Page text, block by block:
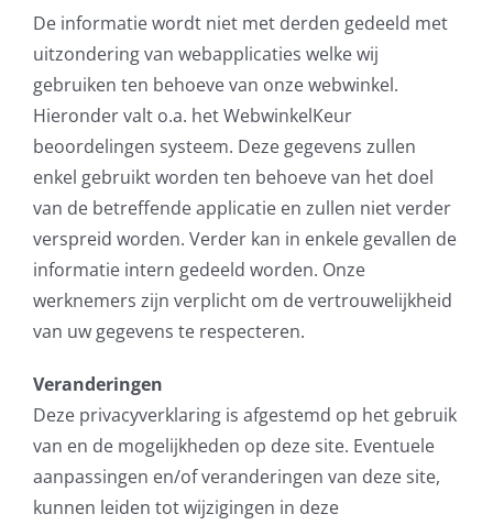
De informatie wordt niet met derden gedeeld met
uitzondering van webapplicaties welke wij
gebruiken ten behoeve van onze webwinkel.
Hieronder valt o.a. het WebwinkelKeur
beoordelingen systeem. Deze gegevens zullen
enkel gebruikt worden ten behoeve van het doel
van de betreffende applicatie en zullen niet verder
verspreid worden. Verder kan in enkele gevallen de
informatie intern gedeeld worden. Onze
werknemers zijn verplicht om de vertrouwelijkheid
van uw gegevens te respecteren.
Veranderingen
Deze privacyverklaring is afgestemd op het gebruik
van en de mogelijkheden op deze site. Eventuele
aanpassingen en/of veranderingen van deze site,
kunnen leiden tot wijzigingen in deze